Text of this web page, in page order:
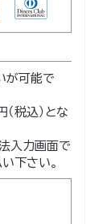
が可能で
税込）とな
入力画面で
下さい。